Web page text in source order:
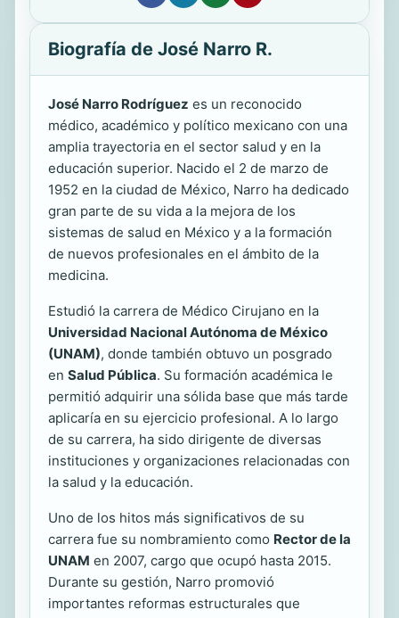
Biografía de José Narro R.
José Narro Rodríguez es un reconocido
médico, académico y político mexicano con una
amplia trayectoria en el sector salud y en la
educación superior. Nacido el 2 de marzo de
1952 en la ciudad de México, Narro ha dedicado
gran parte de su vida a la mejora de los
sistemas de salud en México y a la formación
de nuevos profesionales en el ámbito de la
medicina.
Estudió la carrera de Médico Cirujano en la
Universidad Nacional Autónoma de México
(UNAM), donde también obtuvo un posgrado
en Salud Pública. Su formación académica le
permitió adquirir una sólida base que más tarde
aplicaría en su ejercicio profesional. A lo largo
de su carrera, ha sido dirigente de diversas
instituciones y organizaciones relacionadas con
la salud y la educación.
Uno de los hitos más significativos de su
carrera fue su nombramiento como Rector de la
UNAM en 2007, cargo que ocupó hasta 2015.
Durante su gestión, Narro promovió
importantes reformas estructurales que